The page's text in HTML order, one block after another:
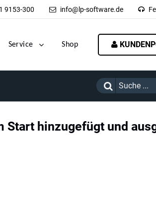
9153-300 info@lp-software.de
Service Shop
Start hinzugefügt und